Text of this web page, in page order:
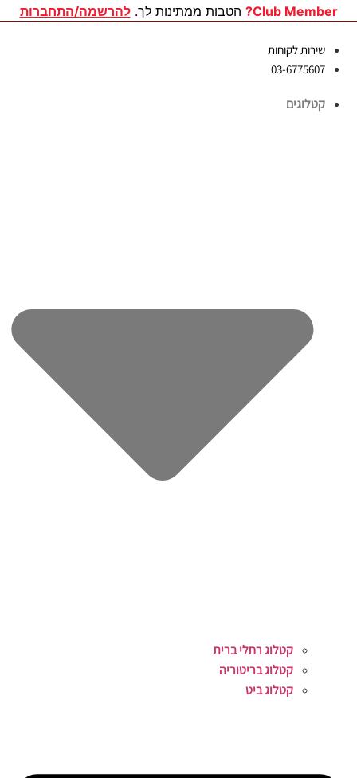
Club Member? הטבות ממתינות לך.להרשמה/התחברות
שירות לקוחות
03-6775607
קטלוגים
קטלוג רחלי ברית
קטלוג בריטוריה
קטלוג ביט